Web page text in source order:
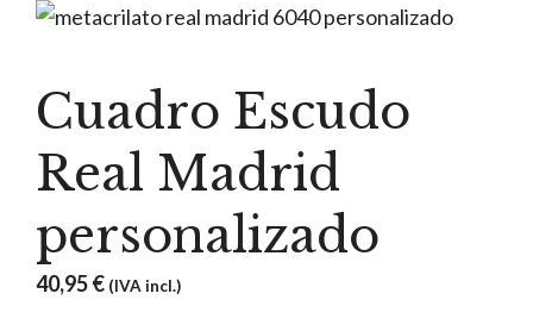
Cuadro Escudo
Real Madrid
personalizado
40,95€ (IVA incl.)